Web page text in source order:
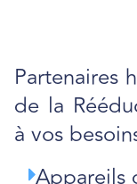
Partenaires
de la
à vos